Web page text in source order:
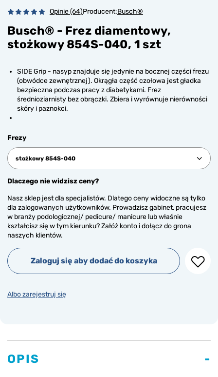
Opinie (64)Producent:Busch®
Busch® - Frez diamentowy,
stożkowy 854S-040, 1 szt
SIDE Grip - nasyp znajduje się jedynie na bocznej części frezu
(obwódce zewnętrznej). Okrągła część czołowa jest gładka
bezpieczna podczas pracy z diabetykami. Frez
średnioziarnisty bez obrączki. Zbiera i wyrównuje nierówności
skóry i paznokci.
Frezy
stożkowy 854S-040
Dlaczego nie widzisz ceny?
Nasz sklep jest dla specjalistów. Dlatego ceny widoczne są tylko
dla zalogowanych użytkowników. Prowadzisz gabinet, pracujesz
w branży podologicznej/ pedicure/ manicure lub właśnie
kształcisz się w tym kierunku? Załóż konto i dołącz do grona
naszych klientów.
Zaloguj się aby dodać do koszyka
Albo zarejestruj się
OPIS